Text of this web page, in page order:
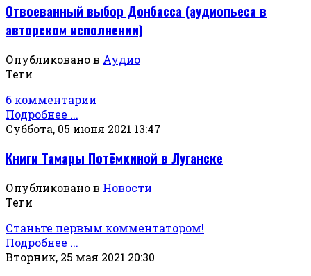
Отвоеванный выбор Донбасса (аудиопьеса в
авторском исполнении)
Опубликовано в Аудио
Теги
6 комментарии
Подробнее ...
Суббота, 05 июня 2021 13:47
Книги Тамары Потёмкиной в Луганске
Опубликовано в Новости
Теги
Станьте первым комментатором!
Подробнее ...
Вторник, 25 мая 2021 20:30